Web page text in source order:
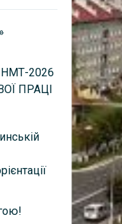
2026
ПРАЦІ